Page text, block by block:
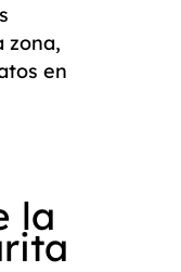
zona,
en
la